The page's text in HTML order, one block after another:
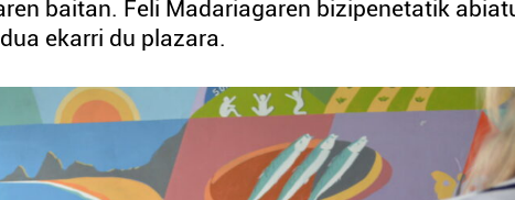
baitan. Feli Madariagaren bizipenetatik
ekarri du plazara.